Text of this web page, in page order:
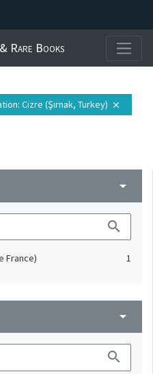
Rare Books
: Cizre (Şırnak, Turkey) close
arrow_drop_down
search
France) 1
arrow_drop_down
search